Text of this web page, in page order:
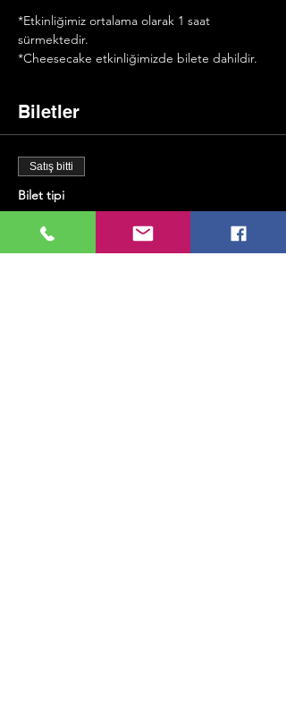
*Etkinliğimiz ortalama olarak 1 saat
sürmektedir.
*Cheesecake etkinliğimizde bilete dahildir.
Biletler
Satış bitti
Bilet tipi
Saxophone & Cheseecake
Daha Fazla Bilgi